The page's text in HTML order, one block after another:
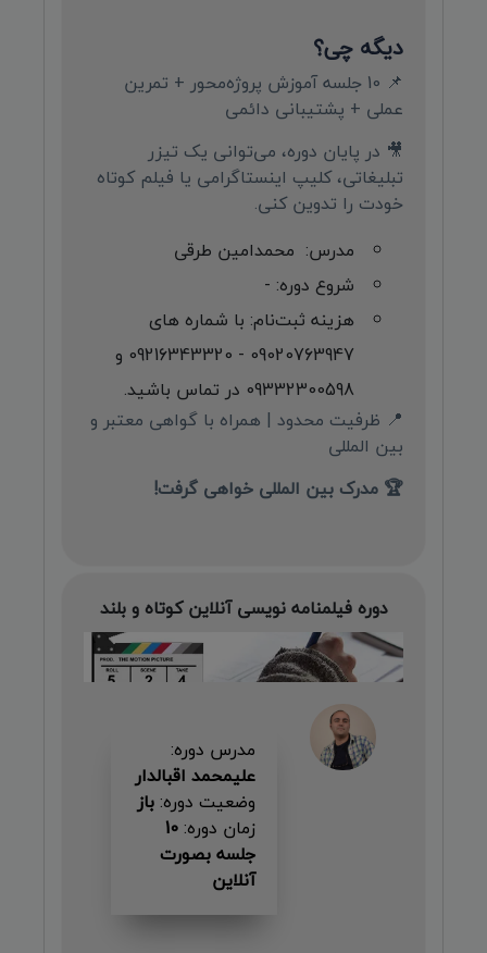
دیگه چی؟
📌 10 جلسه آموزش پروژه‌محور + تمرین
عملی + پشتیبانی دائمی
🎥 در پایان دوره، می‌توانی یک تیزر
تبلیغاتی، کلیپ اینستاگرامی یا فیلم کوتاه
خودت را تدوین کنی.
مدرس: محمدامین طرقی
شروع دوره: -
هزینه ثبت‌نام: با شماره های
09020763947 - 09216343320 و
09332300598 در تماس باشید.
📍 ظرفیت محدود | همراه با گواهی معتبر و
بین المللی
🏆 مدرک بین المللی خواهی گرفت!
دوره فیلمنامه نویسی آنلاین کوتاه و بلند
مدرس دوره:
علیمحمد اقبالدار
وضعیت دوره:باز
زمان دوره:10
جلسه بصورت
آنلاین